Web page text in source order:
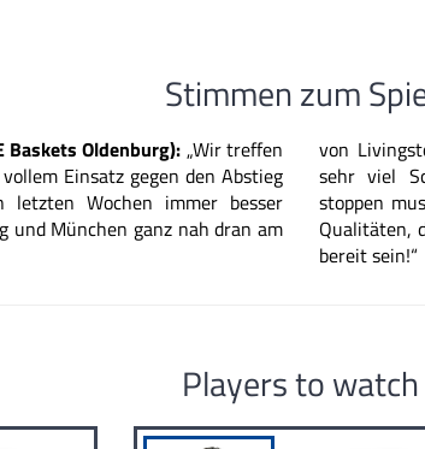
Stimmen zum
Baskets Oldenburg): „Wir treffen
Einsatz gegen den Abstieg
letzten Wochen immer besser
und München ganz nah dran am
von
sehr viel
stoppen
Qualitäten,
bereit sein!“
Players to watch